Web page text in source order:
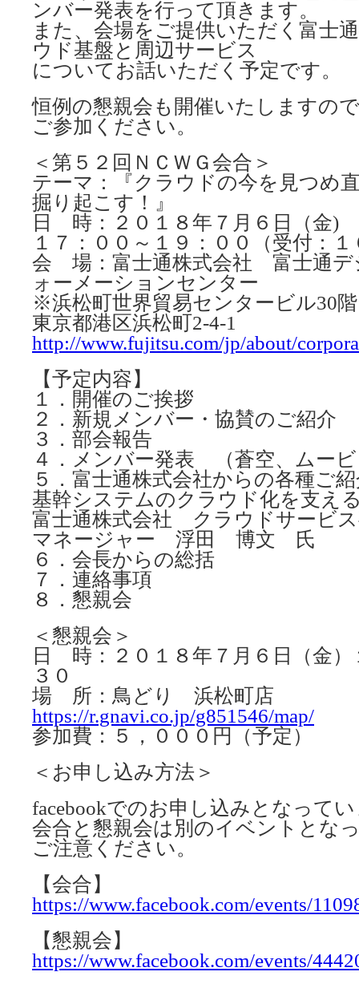
ンバー発表を行って頂きます。
また、会場をご提供いただく富士
ウド基盤と周辺サービス
についてお話いただく予定です。
恒例の懇親会も開催いたしますの
ご参加ください。
＜第５２回ＮＣＷＧ会合＞
テーマ：『クラウドの今を見つめ
掘り起こす！』
日 時：２０１８年７月６日（金)
１７：００～１９：００（受付：
会 場：富士通株式会社 富士通デ
ォーメーションセンター
※浜松町世界貿易センタービル30階
東京都港区浜松町2-4-1
http://www.fujitsu.com/jp/about/
【予定内容】
１．開催のご挨拶
２．新規メンバー・協賛のご紹介
３．部会報告
４．メンバー発表 （蒼空、ムー
５．富士通株式会社からの各種ご
基幹システムのクラウド化を支え
富士通株式会社 クラウドサービ
マネージャー 浮田 博文 氏
６．会長からの総括
７．連絡事項
８．懇親会
＜懇親会＞
日 時：２０１８年７月６日（金）
３０
場 所：鳥どり 浜松町店
https://r.gnavi.co.jp/g851546/map/
参加費：５，０００円（予定）
＜お申し込み方法＞
facebookでのお申し込みとなって
会合と懇親会は別のイベントとな
ご注意ください。
【会合】
https://www.facebook.com/events/
【懇親会】
https://www.facebook.com/events/